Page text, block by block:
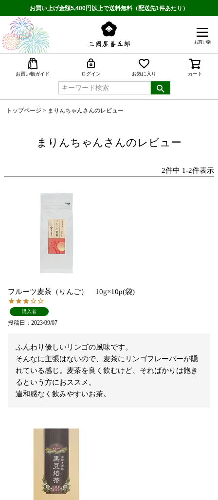
お買い上げ金額5,400円以上で送料無料（配送先1件あたり）
お買い物
お買い物ガイド ログイン お気に入り カート
トップページ まりんちゃんさんのレビュー
まりんちゃんさんのレビュー
2件中 1-2件表示
フルーツ麦茶（りんご） 10g×10p(袋)
購入者
投稿日 2023/09/07
ふんわり優しいリンゴの風味です。
そんなに主張はないので、麦茶にリンゴフレーバーが隠
れている感じ。麦茶を良く飲むけど、そればかりは飽き
るという方におススメ。